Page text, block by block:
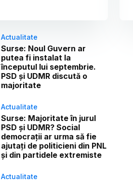
Actualitate
Surse: Noul Guvern ar
putea fi instalat la
începutul lui septembrie.
PSD și UDMR discută o
majoritate
Actualitate
Surse: Majoritate în jurul
PSD și UDMR? Social
democrații ar urma să fie
ajutați de politicieni din PNL
și din partidele extremiste
Actualitate